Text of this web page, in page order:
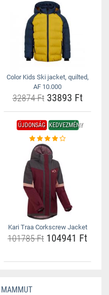
Color Kids Ski jacket, quilted,
AF 10.000
32874 Ft33893 Ft
ÚJDONSÁG KEDVEZMÉNY
Kari Traa Corkscrew Jacket
101785 Ft 104941 Ft
MAMMUT